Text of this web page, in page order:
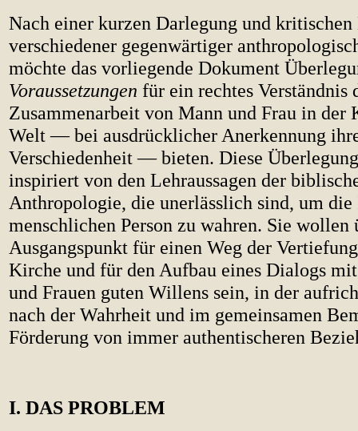
Nach einer kurzen Darlegung und
verschiedener gegenwärtiger
möchte das vorliegende Dokument
Voraussetzungen für ein rechtes Verständnis
Zusammenarbeit von Mann und Frau in der
Welt — bei ausdrücklicher Anerkennung
Verschiedenheit — bieten. Diese
inspiriert von den Lehraussagen der
Anthropologie, die unerlässlich sind, um
menschlichen Person zu wahren. Sie wollen
Ausgangspunkt für einen Weg der
Kirche und für den Aufbau eines Dialogs
und Frauen guten Willens sein, in der
nach der Wahrheit und im gemeinsamen
Förderung von immer authentischeren
I. DAS PROBLEM